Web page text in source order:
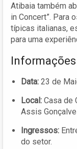
Atibaia também
in Concert”. Para
típicas italianas,
para uma
Data: 23 de
Local: Casa de
Assis
Ingressos:
do setor.